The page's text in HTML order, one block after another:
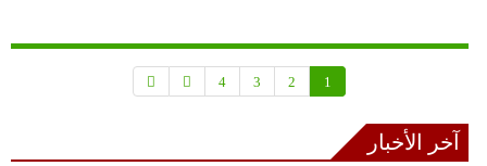
1
2
3
4
آخر الأخبار